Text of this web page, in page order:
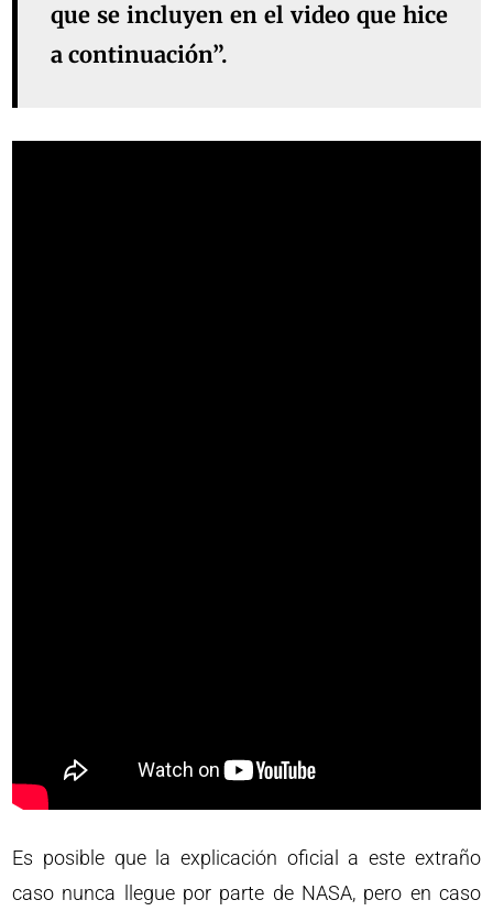
que se incluyen en el video que hice
a continuación”.
Es posible que la explicación oficial a este extraño
caso nunca llegue por parte de NASA, pero en caso